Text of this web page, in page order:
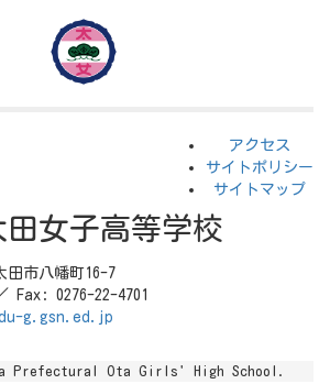
アクセス
サイトポリシー
サイトマップ
女子高等学校
田市八幡町16-7
Fax: 0276-22-4701
g.gsn.ed.jp
Prefectural Ota Girls' High School.